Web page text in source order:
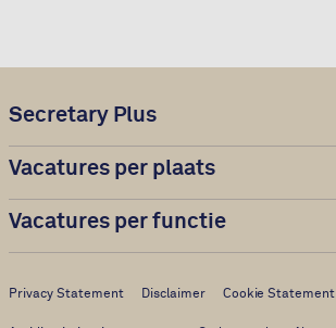
Secretary Plus
Vacatures per plaats
Vacatures per functie
Privacy Statement Disclaimer Cookie Statement